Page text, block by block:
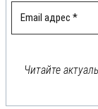
Читайте